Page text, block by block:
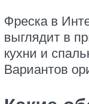
Фреска в
выглядит в
кухни и
Вариантов